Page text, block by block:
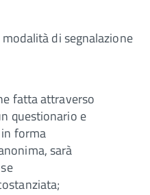
di segnalazione
fatta attraverso
questionario e
forma
sarà